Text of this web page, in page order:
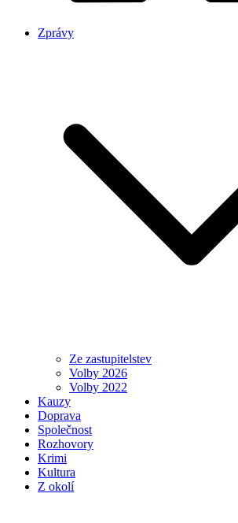
Zprávy
Ze zastupitelstev
Volby 2026
Volby 2022
Kauzy
Doprava
Společnost
Rozhovory
Krimi
Kultura
Z okolí